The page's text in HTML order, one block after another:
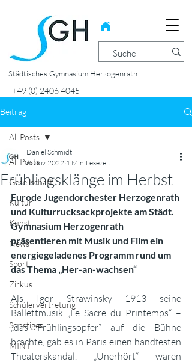
Städtisches Gymnasium Herzogenrath
+49 (0) 2406 4045
Beitrag
All Posts
Gesellschaft
Kultur
Kunst
News
Sport
Zirkus
Schülervertretung
Sonstiges
MINT
All Posts
Frühlingsklänge im Herbst
Daniel Schmidt
6. Nov. 2022 1 Min. Lesezeit
Eurode Jugendorchester Herzogenrath
und Kulturrucksackprojekte am Städt.
Gymnasium Herzogenrath
präsentieren mit Musik und Film ein
energiegeladenes Programm rund um
das Thema „Her-an-wachsen“
Als Igor Strawinsky 1913 seine
Ballettmusik „Le Sacre du Printemps“ –
„das Frühlingsopfer“ auf die Bühne
brachte, gab es in Paris einen handfesten
Theaterskandal. „Unerhört“ waren